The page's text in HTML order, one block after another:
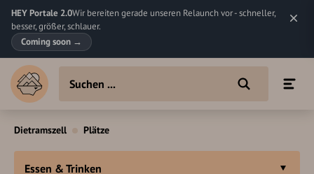
HEY Portale 2.0Wir bereiten gerade unseren Relaunch vor - schneller,
besser, größer, schlauer.
Coming soon →
Dietramszell Plätze
Essen & Trinken